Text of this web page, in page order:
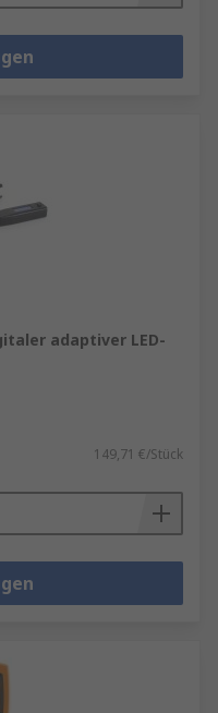
adaptiver LED-
149,71 €/Stück